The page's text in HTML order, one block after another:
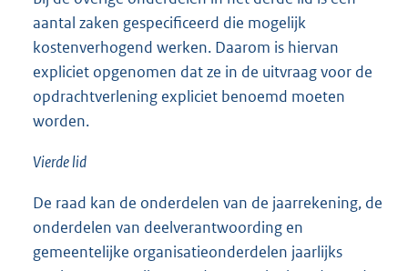
aantal zaken gespecificeerd die mogelijk
kostenverhogend werken. Daarom is hiervan
expliciet opgenomen dat ze in de uitvraag voor de
opdrachtverlening expliciet benoemd moeten
worden.
Vierde lid
De raad kan de onderdelen van de jaarrekening, de
onderdelen van deelverantwoording en
gemeentelijke organisatieonderdelen jaarlijks